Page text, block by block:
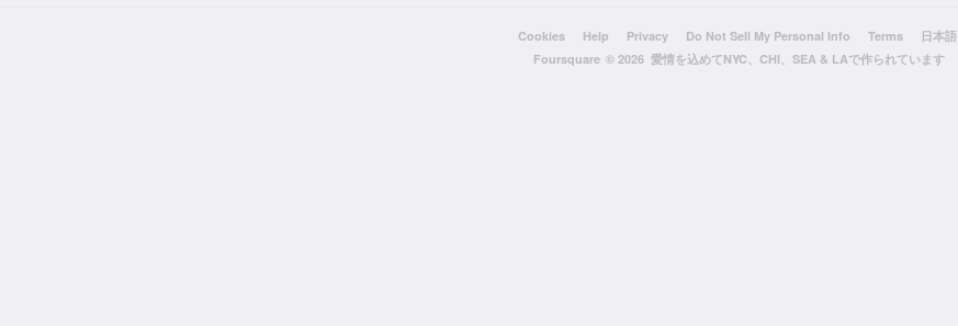
Cookies Help Privacy Do Not Sell My Personal Info Terms
日本語
Foursquare © 2026 愛情を込めてNYC、CHI、SEA & LAで作られています